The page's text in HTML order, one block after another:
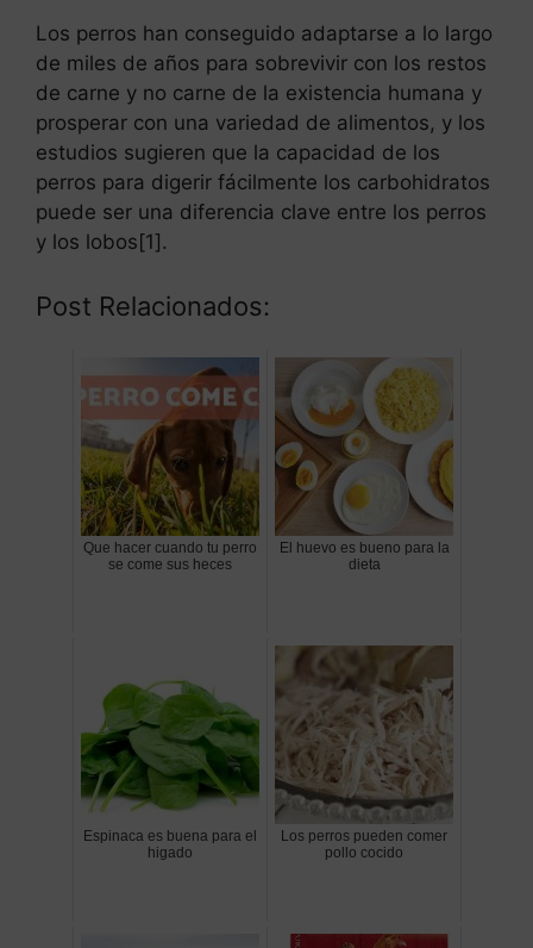
Los perros han conseguido adaptarse a lo largo
de miles de años para sobrevivir con los restos
de carne y no carne de la existencia humana y
prosperar con una variedad de alimentos, y los
estudios sugieren que la capacidad de los
perros para digerir fácilmente los carbohidratos
puede ser una diferencia clave entre los perros
y los lobos[1].
Post Relacionados:
Que hacer cuando tu perro
se come sus heces
El huevo es bueno para la
dieta
Espinaca es buena para el
higado
Los perros pueden comer
pollo cocido